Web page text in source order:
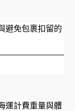
避免包裹扣留的
運計費重量與體